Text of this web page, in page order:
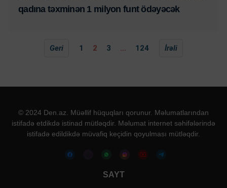
qadına təxminən 1 milyon funt ödəyəcək
Geri 1 2 3 ... 124 İrəli
© 2024 Den.az. Müəllif hüquqları qorunur. Məlumatlarından
istifadə etdikdə istinad mütləqdir. Məlumat internet səhifələrində
istifadə edildikdə müvafiq keçidin qoyulması mütləqdir.
SAYT